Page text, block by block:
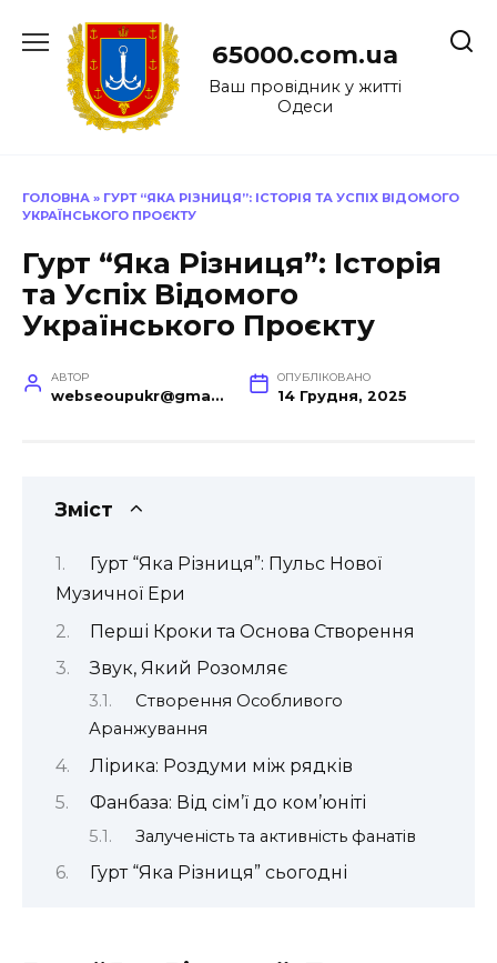
до
65000.com.ua
Ваш провідник у житті
Одеси
ГОЛОВНА » ГУРТ “ЯКА РІЗНИЦЯ”: ІСТОРІЯ ТА УСПІХ ВІДОМОГО
УКРАЇНСЬКОГО ПРОЄКТУ
Гурт “Яка Різниця”: Історія
та Успіх Відомого
Українського Проєкту
АВТОР
webseoupukr@gmail.com
ОПУБЛІКОВАНО
14 Грудня, 2025
Зміст
Гурт “Яка Різниця”: Пульс Нової
Музичної Ери
Перші Кроки та Основа Створення
Звук, Який Розомляє
Створення Особливого
Аранжування
Лірика: Роздуми між рядків
Фанбаза: Від сім’ї до ком’юніті
Залученість та активність фанатів
Гурт “Яка Різниця” сьогодні